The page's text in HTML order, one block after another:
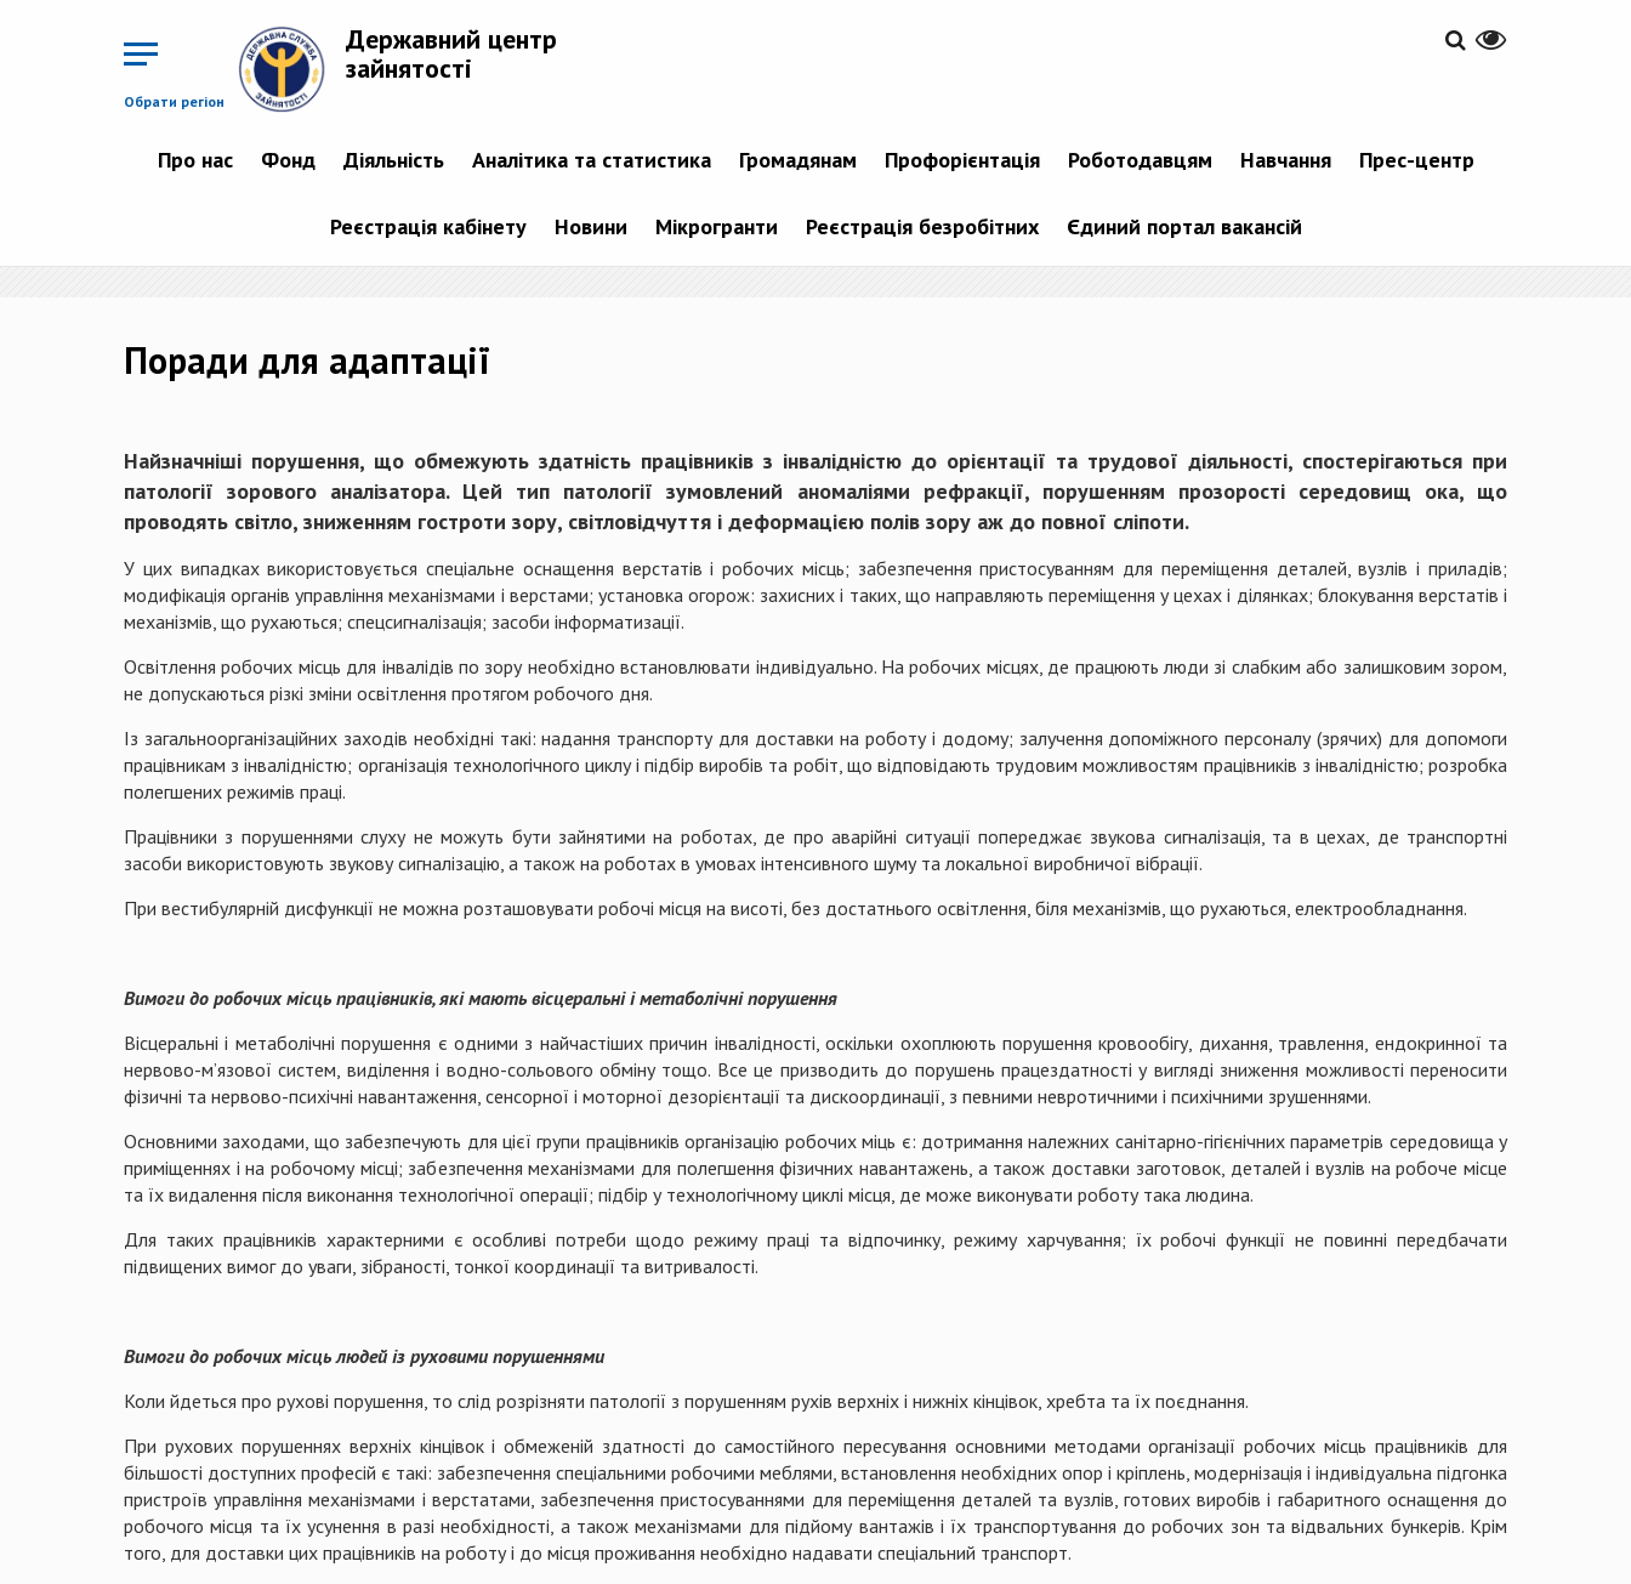
Обрати регіон
Державний центр
зайнятості
Про нас Фонд Діяльність Аналітика та статистика Громадянам Профорієнтація Роботодавцям Навчання Прес-центр
Реєстрація кабінету Новини Мікрогранти Реєстрація безробітних Єдиний портал вакансій
Поради для адаптації
Найзначніші порушення, що обмежують здатність працівників з інвалідністю до орієнтації та трудової діяльності, спостерігаються при
патології зорового аналізатора. Цей тип патології зумовлений аномаліями рефракції, порушенням прозорості середовищ ока, що
проводять світло, зниженням гостроти зору, світловідчуття і деформацією полів зору аж до повної сліпоти.
У цих випадках використовується спеціальне оснащення верстатів і робочих місць; забезпечення пристосуванням для переміщення деталей, вузлів і приладів;
модифікація органів управління механізмами і верстами; установка огорож: захисних і таких, що направляють переміщення у цехах і ділянках; блокування верстатів і
механізмів, що рухаються; спецсигналізація; засоби інформатизації.
Освітлення робочих місць для інвалідів по зору необхідно встановлювати індивідуально. На робочих місцях, де працюють люди зі слабким або залишковим зором,
не допускаються різкі зміни освітлення протягом робочого дня.
Із загальноорганізаційних заходів необхідні такі: надання транспорту для доставки на роботу і додому; залучення допоміжного персоналу (зрячих) для допомоги
працівникам з інвалідністю; організація технологічного циклу і підбір виробів та робіт, що відповідають трудовим можливостям працівників з інвалідністю; розробка
полегшених режимів праці.
Працівники з порушеннями слуху не можуть бути зайнятими на роботах, де про аварійні ситуації попереджає звукова сигналізація, та в цехах, де транспортні
засоби використовують звукову сигналізацію, а також на роботах в умовах інтенсивного шуму та локальної виробничої вібрації.
При вестибулярній дисфункції не можна розташовувати робочі місця на висоті, без достатнього освітлення, біля механізмів, що рухаються, електрообладнання.
Вимоги до робочих місць працівників, які мають вісцеральні і метаболічні порушення
Вісцеральні і метаболічні порушення є одними з найчастіших причин інвалідності, оскільки охоплюють порушення кровообігу, дихання, травлення, ендокринної та
нервово-м’язової систем, виділення і водно-сольового обміну тощо. Все це призводить до порушень працездатності у вигляді зниження можливості переносити
фізичні та нервово-психічні навантаження, сенсорної і моторної дезорієнтації та дискоординації, з певними невротичними і психічними зрушеннями.
Основними заходами, що забезпечують для цієї групи працівників організацію робочих міць є: дотримання належних санітарно-гігієнічних параметрів середовища у
приміщеннях і на робочому місці; забезпечення механізмами для полегшення фізичних навантажень, а також доставки заготовок, деталей і вузлів на робоче місце
та їх видалення після виконання технологічної операції; підбір у технологічному циклі місця, де може виконувати роботу така людина.
Для таких працівників характерними є особливі потреби щодо режиму праці та відпочинку, режиму харчування; їх робочі функції не повинні передбачати
підвищених вимог до уваги, зібраності, тонкої координації та витривалості.
Вимоги до робочих місць людей із руховими порушеннями
Коли йдеться про рухові порушення, то слід розрізняти патології з порушенням рухів верхніх і нижніх кінцівок, хребта та їх поєднання.
При рухових порушеннях верхніх кінцівок і обмеженій здатності до самостійного пересування основними методами організації робочих місць працівників для
більшості доступних професій є такі: забезпечення спеціальними робочими меблями, встановлення необхідних опор і кріплень, модернізація і індивідуальна підгонка
пристроїв управління механізмами і верстатами, забезпечення пристосуваннями для переміщення деталей та вузлів, готових виробів і габаритного оснащення до
робочого місця та їх усунення в разі необхідності, а також механізмами для підйому вантажів і їх транспортування до робочих зон та відвальних бункерів. Крім
того, для доставки цих працівників на роботу і до місця проживання необхідно надавати спеціальний транспорт.